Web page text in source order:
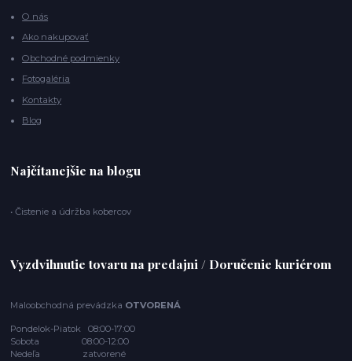
O nás
Ako nakupovať
Obchodné podmienky
Fotogaléria
Kontakty
Blog
Najčítanejšie na blogu
• Čistenie a údržba kobercov
Vyzdvihnutie tovaru na predajni / Doručenie kuriérom
Maloobchodná prevádzka OTVORENÁ
Pondelok-Piatok 08:00-17:00
Sobota 08:00-12:00
Nedeľa zatvorené